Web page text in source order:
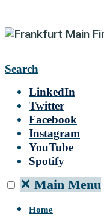
Search
LinkedIn
Twitter
Facebook
Instagram
YouTube
Spotify
✕ Main Menu
Home